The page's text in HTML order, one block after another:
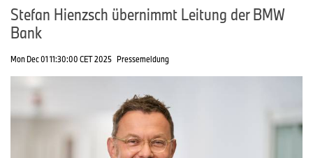
Stefan Hienzsch übernimmt Leitung der BMW
Bank
Mon Dec 01 11:30:00 CET 2025 Pressemeldung